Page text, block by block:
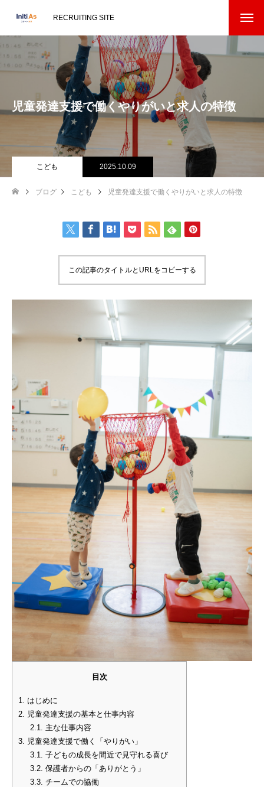
RECRUITING SITE
児童発達支援で働くやりがいと求人の特徴
こども 2025.10.09
ブログ こども 児童発達支援で働くやりがいと求人の特徴
この記事のタイトルとURLをコピーする
目次
1. はじめに
2. 児童発達支援の基本と仕事内容
2.1. 主な仕事内容
3. 児童発達支援で働く「やりがい」
3.1. 子どもの成長を間近で見守れる喜び
3.2. 保護者からの「ありがとう」
3.3. チームでの協働